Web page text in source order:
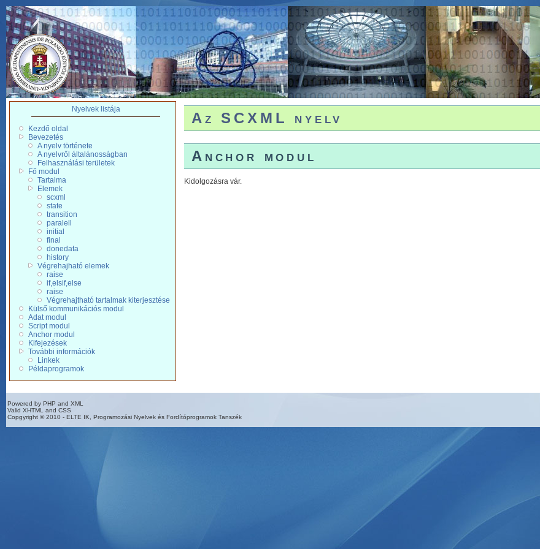
Nyelvek listája
Kezdő oldal
Bevezetés
A nyelv története
A nyelvről általánosságban
Felhasználási területek
Fő modul
Tartalma
Elemek
scxml
state
transition
paralell
initial
final
donedata
history
Végrehajható elemek
raise
if,elsif,else
raise
Végrehajtható tartalmak kiterjesztése
Külső kommunikációs modul
Adat modul
Script modul
Anchor modul
Kifejezések
További információk
Linkek
Példaprogramok
Az SCXML nyelv
Anchor modul
Kidolgozásra vár.
Powered by PHP and XML
Valid XHTML and CSS
Copgyright © 2010 - ELTE IK, Programozási Nyelvek és Fordítóprogramok Tanszék